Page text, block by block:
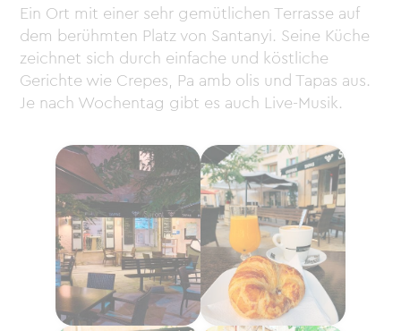
Ein Ort mit einer sehr gemütlichen Terrasse auf
dem berühmten Platz von Santanyi. Seine Küche
zeichnet sich durch einfache und köstliche
Gerichte wie Crepes, Pa amb olis und Tapas aus.
Je nach Wochentag gibt es auch Live-Musik.